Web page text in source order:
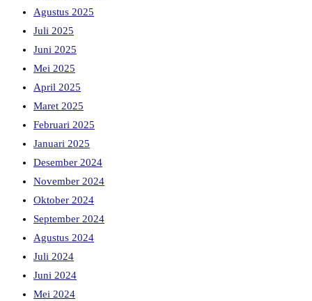
Agustus 2025
Juli 2025
Juni 2025
Mei 2025
April 2025
Maret 2025
Februari 2025
Januari 2025
Desember 2024
November 2024
Oktober 2024
September 2024
Agustus 2024
Juli 2024
Juni 2024
Mei 2024